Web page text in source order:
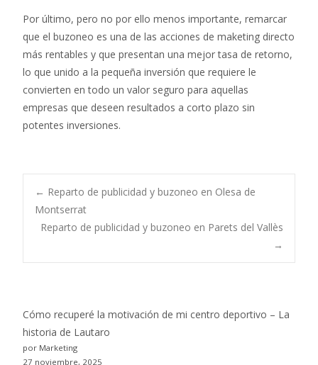
Por último, pero no por ello menos importante, remarcar
que el buzoneo es una de las acciones de maketing directo
más rentables y que presentan una mejor tasa de retorno,
lo que unido a la pequeña inversión que requiere le
convierten en todo un valor seguro para aquellas
empresas que deseen resultados a corto plazo sin
potentes inversiones.
Post
navigation
← Reparto de publicidad y buzoneo en Olesa de
Montserrat
Reparto de publicidad y buzoneo en Parets del Vallès
→
Cómo recuperé la motivación de mi centro deportivo – La
historia de Lautaro
por Marketing
27 noviembre, 2025